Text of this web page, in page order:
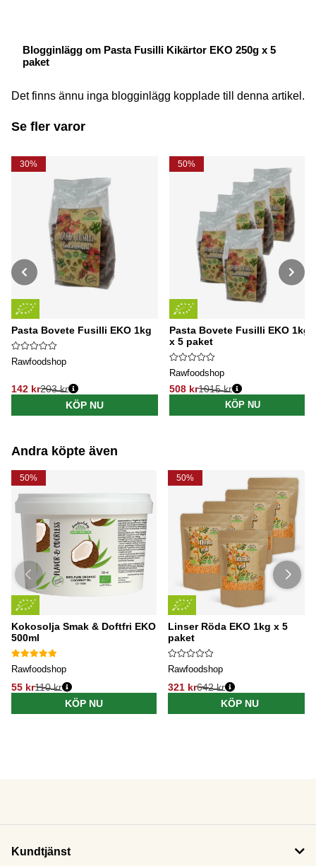
Blogginlägg om Pasta Fusilli Kikärtor EKO 250g x 5
paket
Det finns ännu inga blogginlägg kopplade till denna artikel.
Se fler varor
30%
Pasta Bovete Fusilli EKO 1kg
Rawfoodshop
142 kr
Ordinarie pris:
203 kr
KÖP NU
50%
Pasta Bovete Fusilli EKO 1kg
x 5 paket
Rawfoodshop
508 kr
Ordinarie pris:
1015 kr
KÖP NU
Andra köpte även
50%
Kokosolja Smak & Doftfri EKO
500ml
Rawfoodshop
55 kr110 kr
KÖP NU
50%
Linser Röda EKO 1kg x 5
paket
Rawfoodshop
321 kr642 kr
KÖP NU
Kundtjänst